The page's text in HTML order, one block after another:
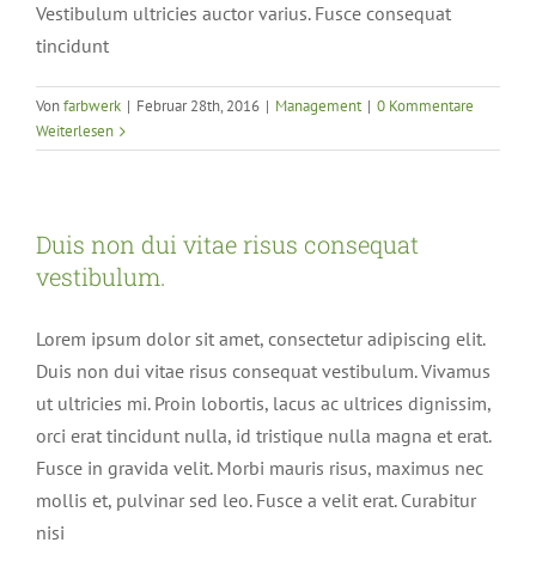
Vestibulum ultricies auctor varius. Fusce consequat
tincidunt
Vonfarbwerk | Februar 28th, 2016 | Management | 0 Kommentare
Weiterlesen
Duis non dui vitae risus consequat
vestibulum.
Lorem ipsum dolor sit amet, consectetur adipiscing elit.
Duis non dui vitae risus consequat vestibulum. Vivamus
ut ultricies mi. Proin lobortis, lacus ac ultrices dignissim,
orci erat tincidunt nulla, id tristique nulla magna et erat.
Fusce in gravida velit. Morbi mauris risus, maximus nec
mollis et, pulvinar sed leo. Fusce a velit erat. Curabitur
nisi